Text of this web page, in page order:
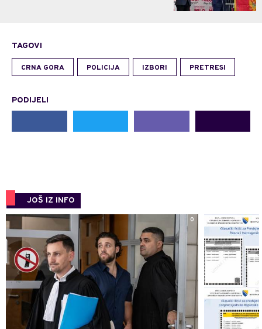
TAGOVI
CRNA GORA POLICIJA IZBORI PRETRESI
PODIJELI
JOŠ IZ INFO
0